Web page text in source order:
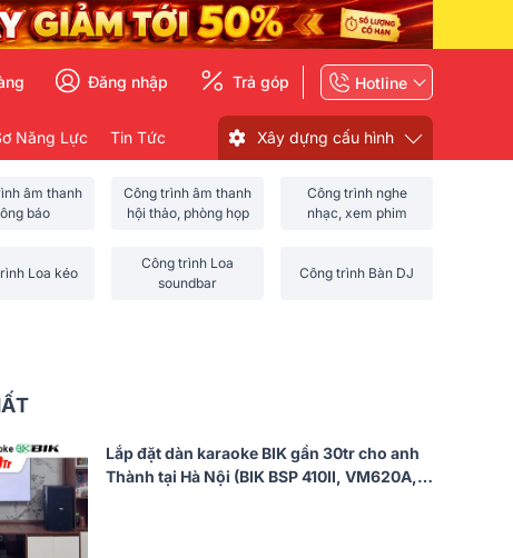
Đăng nhập Trả góp Hotline
Năng Lực Tin Tức Xây dựng cấu hình
âm thanh
báo
Công trình âm thanh
hội thảo, phòng họp
Công trình nghe
nhạc, xem phim
Loa kéo
Công trình Loa
soundbar
Công trình Bàn DJ
Lắp đặt dàn karaoke BIK gần 30tr cho anh
Thành tại Hà Nội (BIK BSP 410II, VM620A,